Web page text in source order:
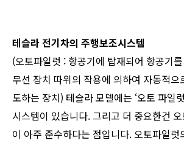
테슬라 전기차의 주행보조시스템
​(오토파일럿 : 항공기에 탑재되어 항공기
무선 장치 따위의 작용에 의하여 자동적으
도하는 장치) 테슬라 모델에는 ‘오토 파일
시스템이 있습니다. 그리고 더 중요한건
이 아주 준수하다는 점입니다. 오토파일럿